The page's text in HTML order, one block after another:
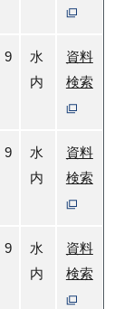
9
水
内
資料
検索
9
水
内
資料
検索
9
水
内
資料
検索